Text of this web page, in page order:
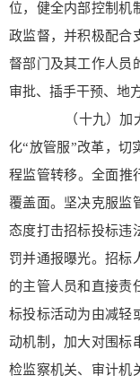
位，健全内部控制机
政监督，并积极配合
督部门及其工作人员
审批、插手干预、地
（十九）加大
化“放管服”改革，切
程监管转移。全面推
覆盖面。坚决克服监
态度打击招标投标违
罚并通报曝光。招标
的主管人员和直接责
标投标活动为由减轻
动机制，加大对围标
检监察机关、审计机